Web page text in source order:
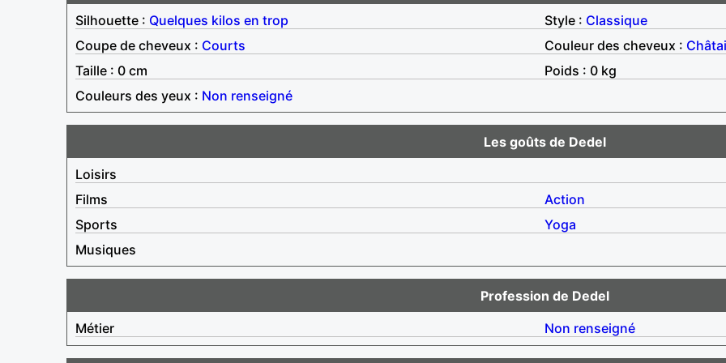
Silhouette : Quelques kilos en trop Style : Classique
Coupe de cheveux : Courts Couleur des cheveux :
Taille : 0 cm
Poids : 0 kg
Couleurs des yeux : Non renseigné
Les goûts de Dedel
Loisirs
Films
Action
Sports
Yoga
Musiques
Profession de Dedel
Métier
Non renseigné